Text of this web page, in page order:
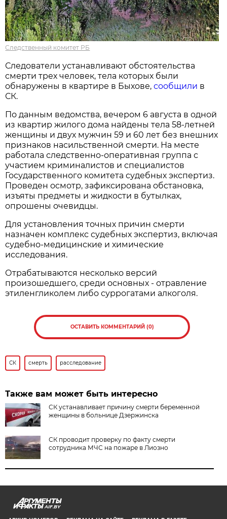
Следственный комитет РБ
Следователи устанавливают обстоятельства
смерти трех человек, тела которых были
обнаружены в квартире в Быхове,сообщили в
СК.
По данным ведомства, вечером 6 августа в одной
из квартир жилого дома найдены тела 58-летней
женщины и двух мужчин 59 и 60 лет без внешних
признаков насильственной смерти. На месте
работала следственно-оперативная группа с
участием криминалистов и специалистов
Государственного комитета судебных экспертиз.
Проведен осмотр, зафиксирована обстановка,
изъяты предметы и жидкости в бутылках,
опрошены очевидцы.
Для установления точных причин смерти
назначен комплекс судебных экспертиз, включая
судебно-медицинские и химические
исследования.
Отрабатываются несколько версий
произошедшего, среди основных - отравление
этиленгликолем либо суррогатами алкоголя.
ОСТАВИТЬ КОММЕНТАРИЙ (0)
СК смерть расследование
Также вам может быть интересно
СК устанавливает причину смерти беременной
женщины в больнице Дзержинска
СК проводит проверку по факту смерти
сотрудника МЧС на пожаре в Лиозно
AIF.BY